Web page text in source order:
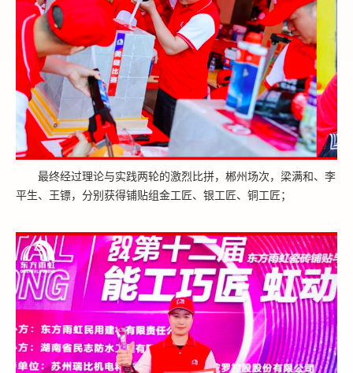
最终经过理论与实践两轮的激烈比拼，郴州场次，梁满和、李
平生、王镖，分别获得铺贴组金工匠、银工匠、铜工匠；